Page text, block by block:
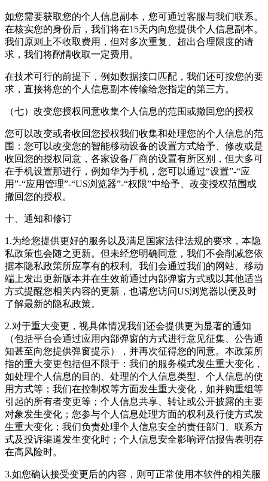
如您需要获取您的个人信息副本，您可通过客服与我们联系。
在核实您的身份后，我们将在15天内向您提供个人信息副本。
我们原则上不收取费用，但对多次重复、超出合理限度的请
求，我们将酌情收取一定费用。
在技术可行的前提下，例如数据接口匹配，我们还可按您的要
求，直接将您的个人信息副本传输给您指定的第三方。
（七）改变您授权同意收集个人信息的范围或撤回您的授权
您可以改变或者收回您授权我们收集和处理您的个人信息的范
围：您可以改变您的智能移动设备的设置方式给予、修改或是
收回您的授权同意，各家设备厂商的设置有所区别，但大多可
在手机设置那进行，例如华为手机，您可以通过“设置”-“应
用”-“应用管理”-“US浏览器”-“权限”中给予、改变授权范围或
撤回您的授权。
十、通知和修订
1.为给您提供更好的服务以及满足国家法律法规的要求，本隐
私政策也会随之更新。但未经您明确同意，我们不会削减您依
据本隐私政策所应享有的权利。我们会通过我们的网站、移动
端上发出更新版本并在生效前通过内部弹窗方式或以其他适当
方式提醒您相关内容的更新，也请您访问US浏览器以便及时
了解最新的隐私政策。
2.对于重大变更，视具体情况我们还会提供更为显著的通知
（包括平台会通过应用内部弹窗的方式进行意见征集、公告通
知甚至向您提供弹窗提示），并再次征得您的同意。本政策所
指的重大变更包括但不限于：我们的服务模式发生重大变化，
如处理个人信息的目的、处理的个人信息类型、个人信息的使
用方式等；我们在控制权等方面发生重大变化，如并购重组等
引起的所有者变更等；个人信息共享、转让或公开披露的主要
对象发生变化；您参与个人信息处理方面的权利及行使方式发
生重大变化；我们负责处理个人信息安全的责任部门、联系方
式及投诉渠道发生变化时；个人信息安全影响评估报告表明存
在高风险时。
3.如您确认接受变更后的内容，则可正常使用本软件的相关服